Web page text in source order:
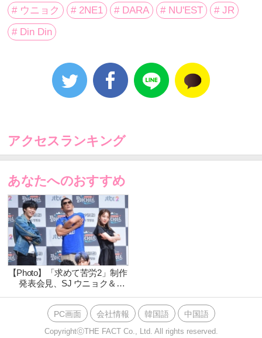
イス」の制作発表会見が28日、ソウルで行われた。写真は、同番組のレギュ
ラーとして出演する（左から）NU'ESTのJR、 Din Din、godのパク・ジュン
ヒョン、DARA、SUPER JUNIORのウニョク。｜撮影：イ・ドンリュル
韓国のJTBCチャンネルにて放送されるバラエティ番組
「求めて苦労2－パラダイス」の制作発表会見が28日、
シーズン2では、god パク・ジュンヒョンを筆頭に
SUPER JUNIORのウニョク、DARA、NU'ESTのJR、
Din Dinがレギュラーとして出演。韓国の優秀中小企業
が作った商品を海外の旅先で売って、その売上を経費
にして旅行を楽しむという新概念のバラエティ番組に
なっている。 6月29日放送スタート。
# ウニョク
# 2NE1 # DARA # NU'EST
# JR
# Din Din
アクセスランキング
あなたへのおすすめ
【Photo】「求めて苦労2」制作
発表会見、SJ ウニョク＆
場！
PC画面 会社情報 韓国語 中国語
CopyrightⓒTHE FACT Co., Ltd. All rights reserved.